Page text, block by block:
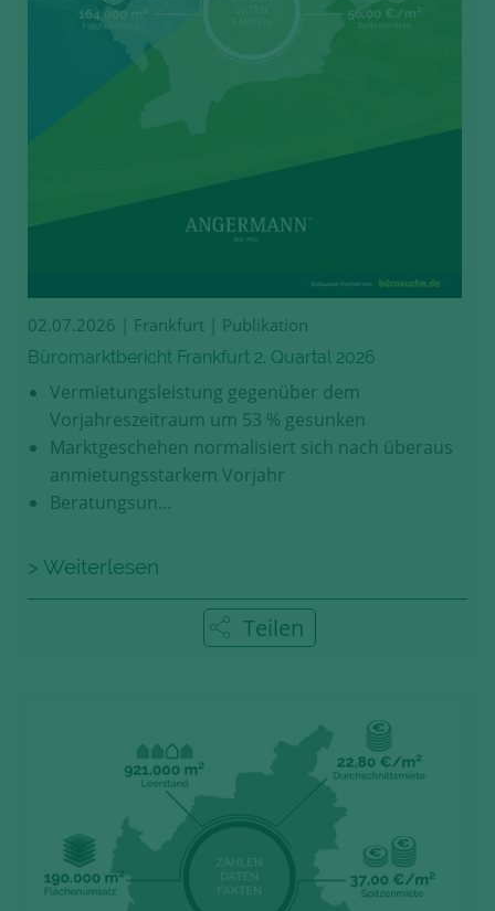
02.07.2026 | Frankfurt | Publikation
Büromarktbericht Frankfurt 2. Quartal 2026
Vermietungsleistung gegenüber dem
Vorjahreszeitraum um 53 % gesunken
Marktgeschehen normalisiert sich nach überaus
anmietungsstarkem Vorjahr
Beratungsun…
> Weiterlesen
Teilen